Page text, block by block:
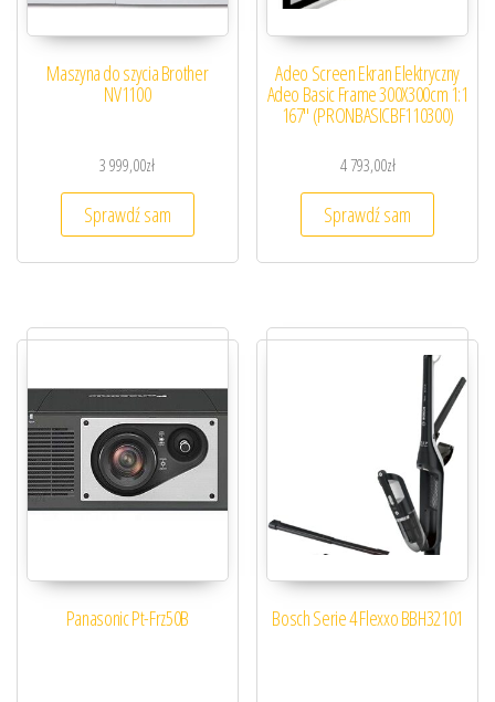
Maszyna do szycia Brother
NV1100
3 999,00zł
Sprawdź sam
Adeo Screen Ekran Elektryczny
Adeo Basic Frame 300X300cm 1:1
167″ (PRONBASICBF110300)
4 793,00zł
Sprawdź sam
Panasonic Pt-Frz50B Bosch Serie 4 Flexxo BBH32101